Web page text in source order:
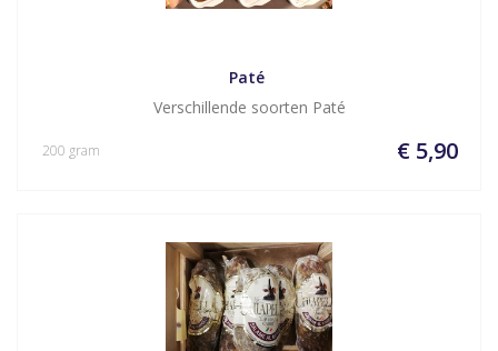
Paté
Verschillende soorten Paté
€ 5,90
200 gram